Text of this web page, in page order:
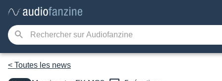
< Toutes les news